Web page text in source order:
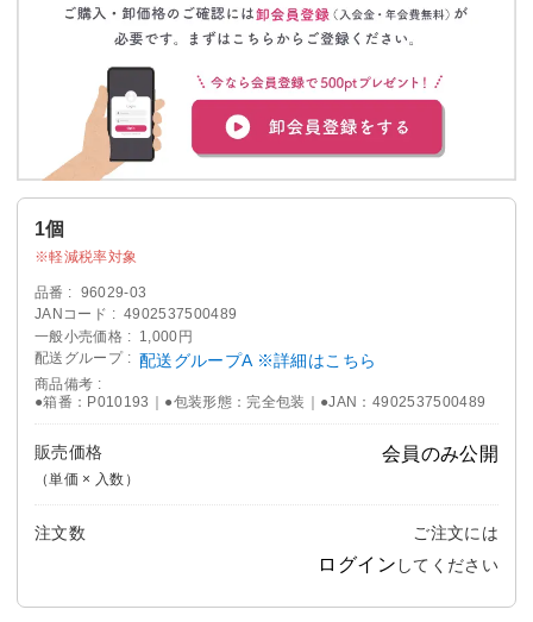
1個
軽減税率対象
品番
96029-03
JANコード
4902537500489
一般小売価格
1,000円
配送グループ
配送グループA ※詳細はこちら
商品備考
●箱番：P010193｜●包装形態：完全包装｜●JAN：4902537500489
販売価格
（単価 × 入数）
会員のみ公開
注文数 ご注文には
ログイン してください